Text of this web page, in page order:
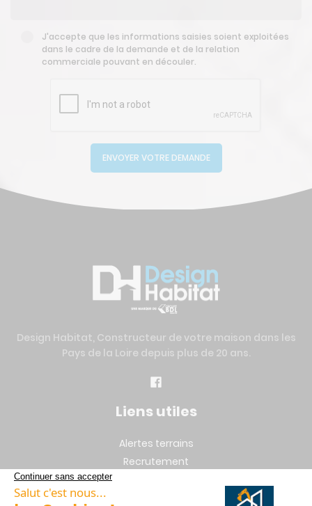
J'accepte que les informations saisies soient exploitées
dans le cadre de la demande et de la relation
commerciale pouvant en découler.
ENVOYER VOTRE DEMANDE
Design Habitat, Constructeur de votre maison dans les
Pays de la Loire depuis plus de 20 ans.
Liens utiles
Alertes terrains
Recrutement